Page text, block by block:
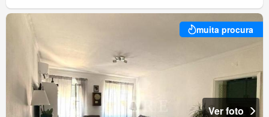
muita procura
Ver foto